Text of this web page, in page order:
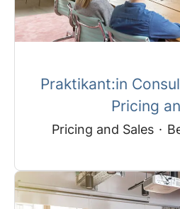
Praktikant:in
Pricing
Pricing and Sales ·